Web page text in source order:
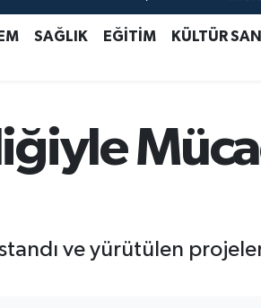
DOLAR 47,5971 %0.05
EURO 55,1336 %0.18
BİST100 13.703 %0
SAĞLIK EĞİTİM KÜLTÜR
ve yürütülen